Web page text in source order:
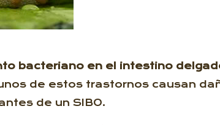
bacteriano en el intestino
de estos trastornos causan
de un SIBO.